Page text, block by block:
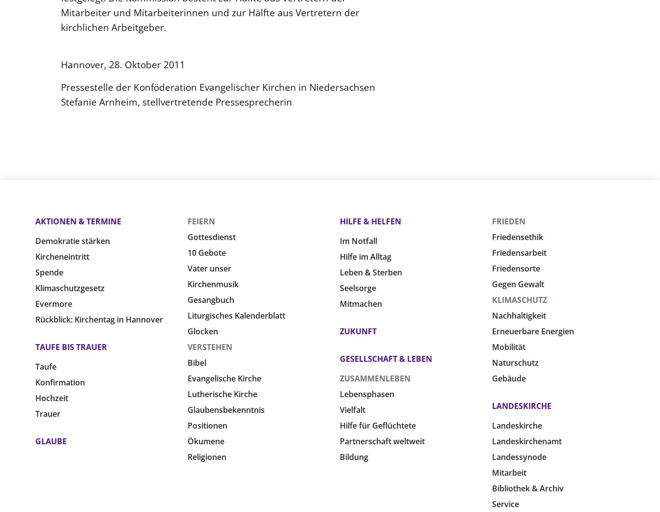
Mitarbeiter und Mitarbeiterinnen und zur Hälfte aus Vertretern der
kirchlichen Arbeitgeber.
Hannover, 28. Oktober 2011
Pressestelle der Konföderation Evangelischer Kirchen in Niedersachsen
Stefanie Arnheim, stellvertretende Pressesprecherin
AKTIONEN & TERMINE
Demokratie stärken
Kircheneintritt
Spende
Klimaschutzgesetz
Evermore
Rückblick: Kirchentag in Hannover
TAUFE BIS TRAUER
Taufe
Konfirmation
Hochzeit
Trauer
GLAUBE
FEIERN
Gottesdienst
10 Gebote
Vater unser
Kirchenmusik
Gesangbuch
Liturgisches Kalenderblatt
Glocken
VERSTEHEN
Bibel
Evangelische Kirche
Lutherische Kirche
Glaubensbekenntnis
Positionen
Ökumene
Religionen
HILFE & HELFEN
Im Notfall
Hilfe im Alltag
Leben & Sterben
Seelsorge
Mitmachen
ZUKUNFT
GESELLSCHAFT & LEBEN
ZUSAMMENLEBEN
Lebensphasen
Vielfalt
Hilfe für Geflüchtete
Partnerschaft weltweit
Bildung
FRIEDEN
Friedensethik
Friedensarbeit
Friedensorte
Gegen Gewalt
KLIMASCHUTZ
Nachhaltigkeit
Erneuerbare Energien
Mobilität
Naturschutz
Gebäude
LANDESKIRCHE
Landeskirche
Landeskirchenamt
Landessynode
Mitarbeit
Bibliothek & Archiv
Service